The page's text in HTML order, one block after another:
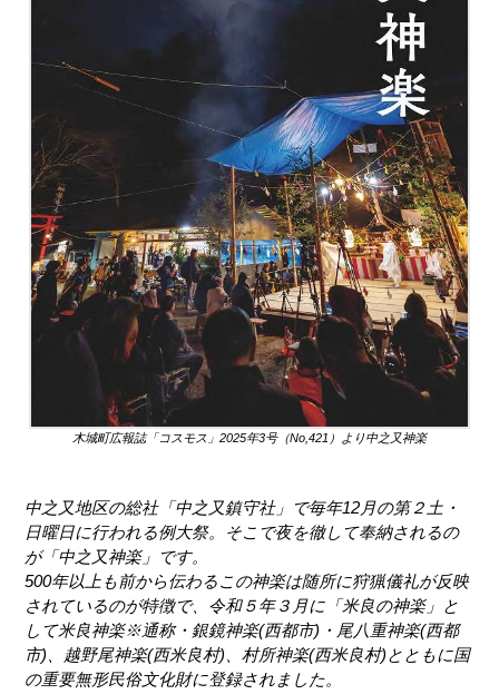
木城町広報誌「コスモス」2025年3号（No,421）より中之又神楽
中之又地区の総社「中之又鎮守社」で毎年12月の第２土・
日曜日に行われる例大祭。そこで夜を徹して奉納されるの
が「中之又神楽」です。
500年以上も前から伝わるこの神楽は随所に狩猟儀礼が反映
されているのが特徴で、令和５年３月に「米良の神楽」と
して米良神楽※通称・銀鏡神楽(西都市)・尾八重神楽(西都
市)、越野尾神楽(西米良村)、村所神楽(西米良村)とともに国
の重要無形民俗文化財に登録されました。